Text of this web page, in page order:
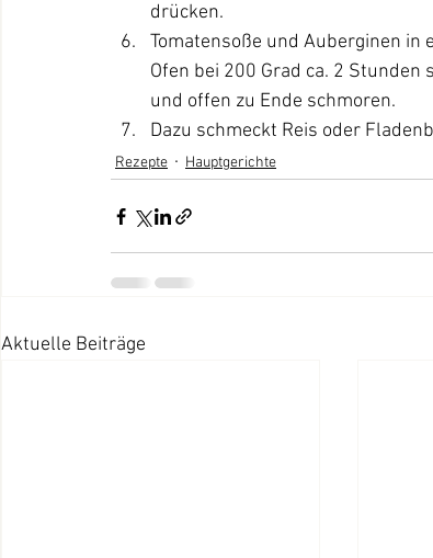
drücken.
Tomatensoße und Auberginen in
Ofen bei 200 Grad ca. 2
und offen zu Ende schmoren.
Dazu schmeckt Reis oder
Rezepte Hauptgerichte
Aktuelle Beiträge